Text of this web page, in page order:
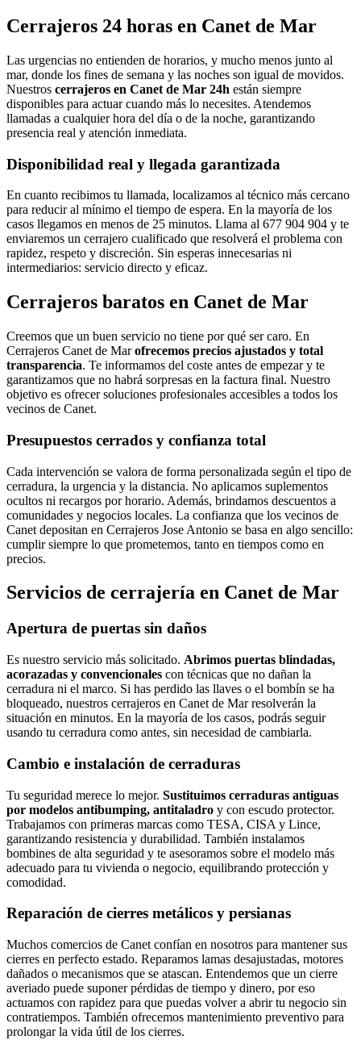
Cerrajeros 24 horas en Canet de Mar
Las urgencias no entienden de horarios, y mucho menos junto al
mar, donde los fines de semana y las noches son igual de movidos.
Nuestros cerrajeros en Canet de Mar 24h están siempre
disponibles para actuar cuando más lo necesites. Atendemos
llamadas a cualquier hora del día o de la noche, garantizando
presencia real y atención inmediata.
Disponibilidad real y llegada garantizada
En cuanto recibimos tu llamada, localizamos al técnico más cercano
para reducir al mínimo el tiempo de espera. En la mayoría de los
casos llegamos en menos de 25 minutos. Llama al 677 904 904 y te
enviaremos un cerrajero cualificado que resolverá el problema con
rapidez, respeto y discreción. Sin esperas innecesarias ni
intermediarios: servicio directo y eficaz.
Cerrajeros baratos en Canet de Mar
Creemos que un buen servicio no tiene por qué ser caro. En
Cerrajeros Canet de Marofrecemos precios ajustados y total
transparencia. Te informamos del coste antes de empezar y te
garantizamos que no habrá sorpresas en la factura final. Nuestro
objetivo es ofrecer soluciones profesionales accesibles a todos los
vecinos de Canet.
Presupuestos cerrados y confianza total
Cada intervención se valora de forma personalizada según el tipo de
cerradura, la urgencia y la distancia. No aplicamos suplementos
ocultos ni recargos por horario. Además, brindamos descuentos a
comunidades y negocios locales. La confianza que los vecinos de
Canet depositan en Cerrajeros Jose Antonio se basa en algo sencillo:
cumplir siempre lo que prometemos, tanto en tiempos como en
precios.
Servicios de cerrajería en Canet de Mar
Apertura de puertas sin daños
Es nuestro servicio más solicitado. Abrimos puertas blindadas,
acorazadas y convencionales con técnicas que no dañan la
cerradura ni el marco. Si has perdido las llaves o el bombín se ha
bloqueado, nuestros cerrajeros en Canet de Mar resolverán la
situación en minutos. En la mayoría de los casos, podrás seguir
usando tu cerradura como antes, sin necesidad de cambiarla.
Cambio e instalación de cerraduras
Tu seguridad merece lo mejor. Sustituimos cerraduras antiguas
por modelos antibumping, antitaladro y con escudo protector.
Trabajamos con primeras marcas como TESA, CISA y Lince,
garantizando resistencia y durabilidad. También instalamos
bombines de alta seguridad y te asesoramos sobre el modelo más
adecuado para tu vivienda o negocio, equilibrando protección y
comodidad.
Reparación de cierres metálicos y persianas
Muchos comercios de Canet confían en nosotros para mantener sus
cierres en perfecto estado. Reparamos lamas desajustadas, motores
dañados o mecanismos que se atascan. Entendemos que un cierre
averiado puede suponer pérdidas de tiempo y dinero, por eso
actuamos con rapidez para que puedas volver a abrir tu negocio sin
contratiempos. También ofrecemos mantenimiento preventivo para
prolongar la vida útil de los cierres.